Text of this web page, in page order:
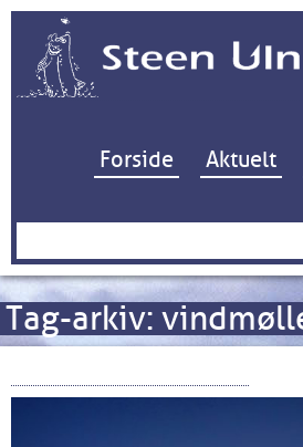
Hop
Forside Aktuelt
Søg
Tag-arkiv: